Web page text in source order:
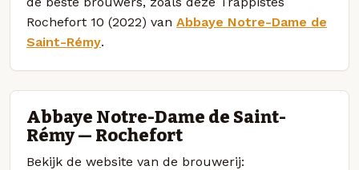
Rochefort 10 (2022) van Abbaye Notre-Dame de
Saint-Rémy.
Abbaye Notre-Dame de Saint-
Rémy — Rochefort
Bekijk de website van de brouwerij: